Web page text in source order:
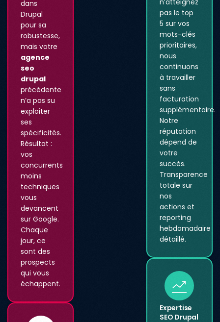
dans
Drupal
pour sa
robustesse,
mais votre
agence
seo
drupal
précédente
n’a pas su
exploiter
ses
spécificités.
Résultat :
vos
concurrents
moins
techniques
vous
devancent
sur Google.
Chaque
jour, ce
sont des
prospects
qui vous
échappent.
pas le top
5 sur vos
mots-clés
prioritaires,
nous
continuons
à travailler
sans
facturation
supplémentaire.
Notre
réputation
dépend de
votre
succès.
Transparence
totale sur
nos
actions et
reporting
hebdomadaire
détaillé.
Expertise
SEO Drupal